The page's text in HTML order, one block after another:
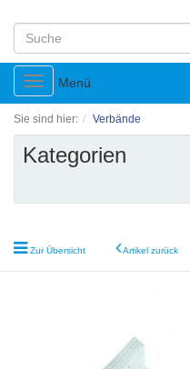
Toggle
navigation
Menü
Sie sind hier: Verbände
Kategorien
Zur Übersicht Artikel zurück